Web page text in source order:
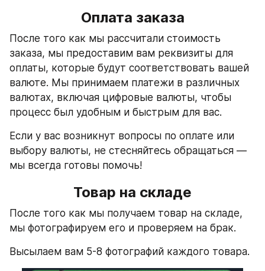
Оплата заказа
После того как мы рассчитали стоимость
заказа, мы предоставим вам реквизиты для
оплаты, которые будут соответствовать вашей
валюте. Мы принимаем платежи в различных
валютах, включая цифровые валюты, чтобы
процесс был удобным и быстрым для вас.
Если у вас возникнут вопросы по оплате или
выбору валюты, не стесняйтесь обращаться —
мы всегда готовы помочь!
Товар на складе
После того как мы получаем товар на складе,
мы фотографируем его и проверяем на брак.
Высылаем вам 5-8 фотографий каждого товара.